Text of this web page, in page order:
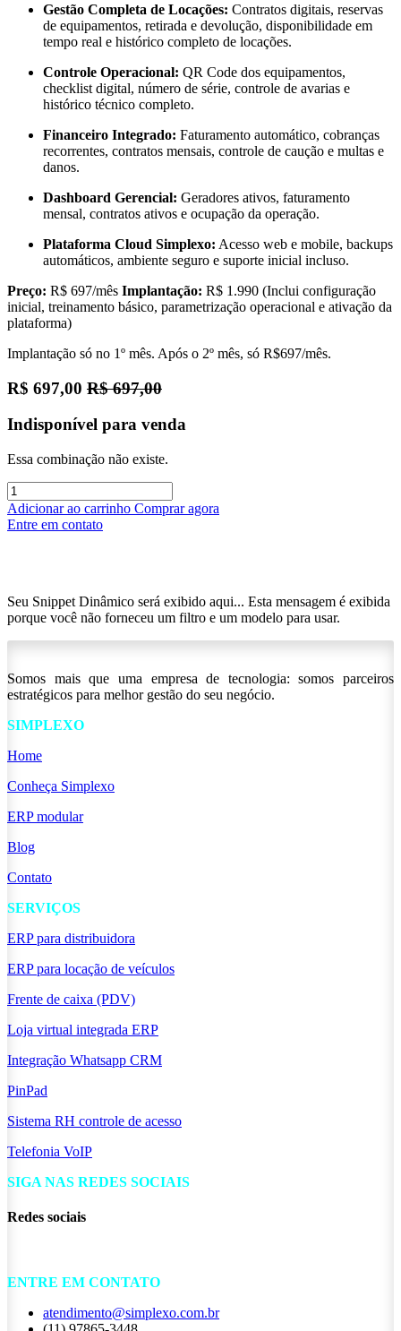
Gestão Completa de Locações: Contratos digitais, reservas
de equipamentos, retirada e devolução, disponibilidade em
tempo real e histórico completo de locações.
Controle Operacional: QR Code dos equipamentos,
checklist digital, número de série, controle de avarias e
histórico técnico completo.
Financeiro Integrado: Faturamento automático, cobranças
recorrentes, contratos mensais, controle de caução e multas e
danos.
Dashboard Gerencial: Geradores ativos, faturamento
mensal, contratos ativos e ocupação da operação.
Plataforma Cloud Simplexo: Acesso web e mobile, backups
automáticos, ambiente seguro e suporte inicial incluso.
Preço: R$ 697/mês Implantação: R$ 1.990 (Inclui configuração
inicial, treinamento básico, parametrização operacional e ativação da
plataforma)
Implantação só no 1º mês. Após o 2º mês, só R$697/mês.
R$ 697,00 R$697,00
Indisponível para venda
Essa combinação não existe.
Adicionar ao carrinho Comprar agora
Entre em contato
Seu Snippet Dinâmico será exibido aqui... Esta mensagem é exibida
porque você não forneceu um filtro e um modelo para usar.
Somos mais que uma empresa de tecnologia: somos parceiros
estratégicos para melhor gestão do seu negócio.
SIMPLEXO
Home
Conheça Simplexo
ERP modular
Blog
Contato
SERVIÇOS
ERP para distribuidora
ERP para locação de veículos
Frente de caixa (PDV)
Loja virtual integrada ERP
Integração Whatsapp CRM
PinPad
Sistema RH controle de acesso
Telefonia VoIP
SIGA NAS REDES SOCIAIS
Redes sociais
ENTRE EM CONTATO
atendimento@simplexo.com.br